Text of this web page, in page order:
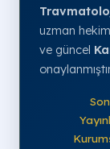
uzman
ve güncel